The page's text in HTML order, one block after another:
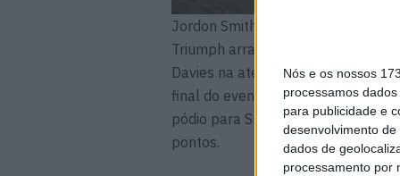
Nós e os nossos
processamos
para publicidade e
desenvolvimento de
dados de
processamento por
Jordon Smith continua a melhorar,
Triumph arrancou em terceiro e
Davies na aterragem do salto
final do evento principal, mas
pódio para Smith é o melhor
pontos.